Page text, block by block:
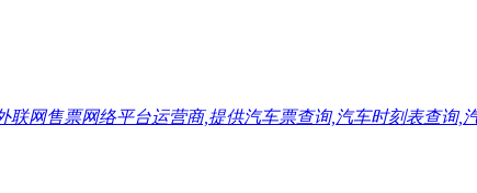
网售票网络平台运营商,提供汽车票查询,汽车时刻表查询,